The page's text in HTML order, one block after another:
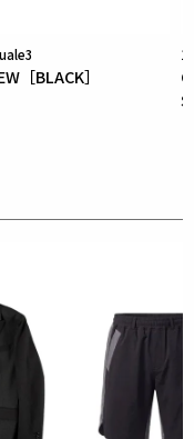
［BLACK］